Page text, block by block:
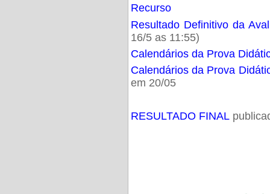
Recurso
Resultado Definitivo da
16/5 as 11:55)
Calendários da Prova
Calendários da Prova
em 20/05
RESULTADO FINAL